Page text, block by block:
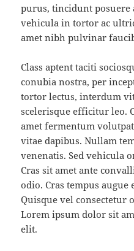
purus, tincidunt posuere
vehicula in tortor ac
amet nibh pulvinar
Class aptent taciti
conubia nostra, per
tortor lectus, interdum
scelerisque efficitur leo.
amet fermentum
vitae dapibus. Nullam
venenatis. Sed vehicula
Cras sit amet ante
odio. Cras tempus
Quisque vel consectetur
Lorem ipsum dolor sit
elit.